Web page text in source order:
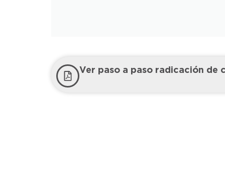
Ver paso a paso radicación de